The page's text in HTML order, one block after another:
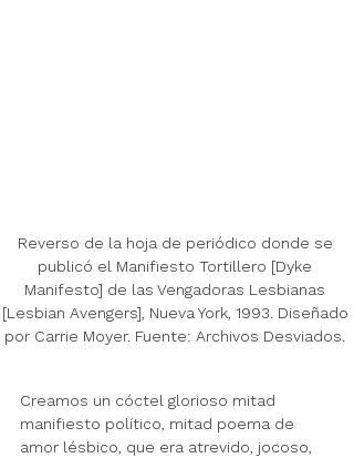
Reverso de la hoja de periódico donde se
publicó el Manifiesto Tortillero [Dyke
Manifesto] de las Vengadoras Lesbianas
[Lesbian Avengers], Nueva York, 1993. Diseñado
por Carrie Moyer. Fuente: Archivos Desviados.
Creamos un cóctel glorioso mitad
manifiesto político, mitad poema de
amor lésbico, que era atrevido, jocoso,